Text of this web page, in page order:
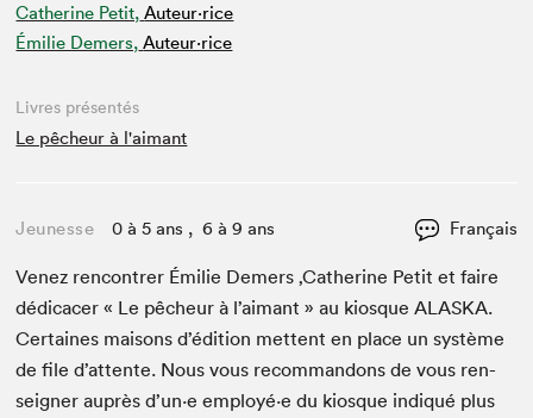
Catherine Petit, Auteur·rice
Émilie Demers, Auteur·rice
Livres présentés
Le pêcheur à l'aimant
Jeunesse 0 à 5 ans , 6 à 9 ans Français
Venez ren­con­tr­er Émi­lie Demers‚Cather­ine Petit et faire
dédi­cac­er « Le pêcheur à l’aimant » au kiosqueALAS­KA.
Cer­taines maisons d’édi­tion met­tent en place un sys­tème
de file d’at­tente. Nous vous recom­man­dons de vous ren­
seign­er auprès d’un·e employé·e du kiosque indiqué plus